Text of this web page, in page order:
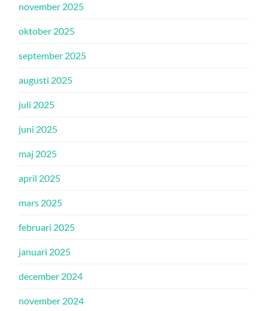
november 2025
oktober 2025
september 2025
augusti 2025
juli 2025
juni 2025
maj 2025
april 2025
mars 2025
februari 2025
januari 2025
december 2024
november 2024